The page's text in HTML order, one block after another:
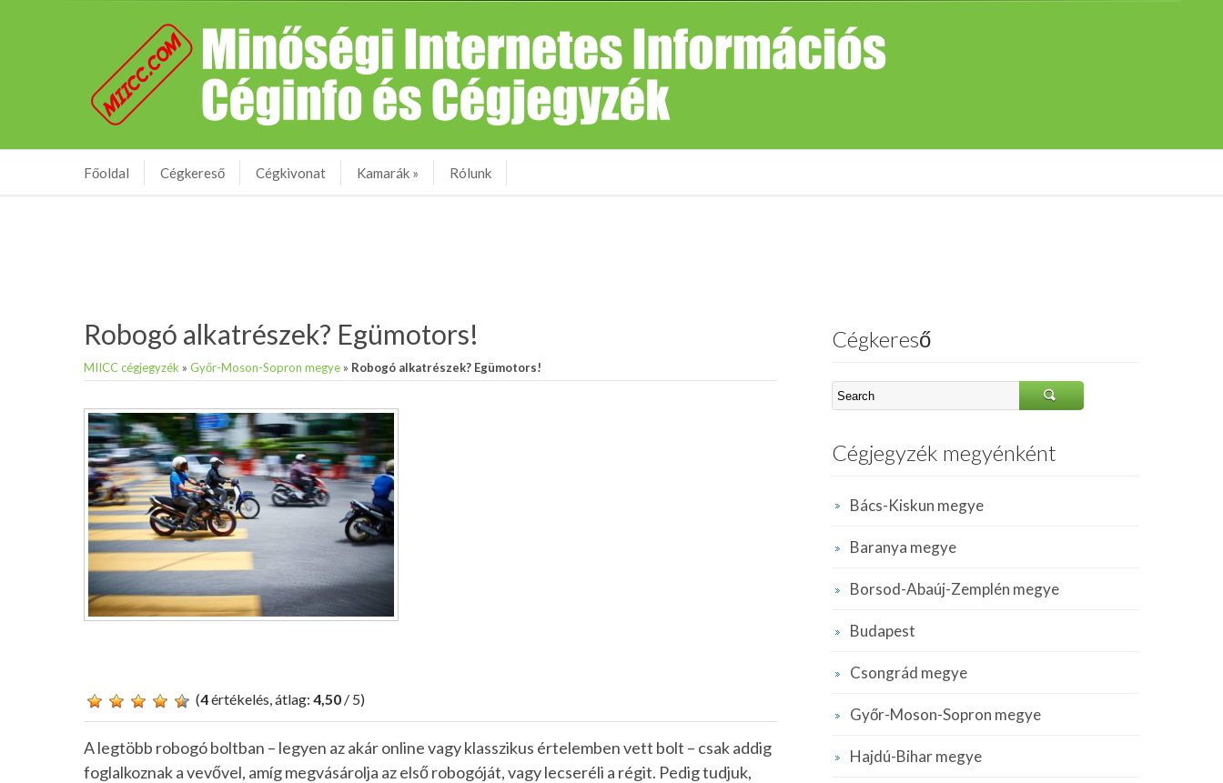
Főoldal Cégkereső Cégkivonat Kamarák » Rólunk
Robogó alkatrészek? Egümotors!
MIICC cégjegyzék » Győr-Moson-Sopron megye » Robogó alkatrészek? Egümotors!
(4értékelés, átlag: 4,50 / 5)
A legtöbb robogó boltban – legyen az akár online vagy klasszikus értelemben vett bolt – csak addig
foglalkoznak a vevővel, amíg megvásárolja az első robogóját, vagy lecseréli a régit. Pedig tudjuk,
Cégkereső
Cégjegyzék megyénként
Bács-Kiskun megye
Baranya megye
Borsod-Abaúj-Zemplén megye
Budapest
Csongrád megye
Győr-Moson-Sopron megye
Hajdú-Bihar megye